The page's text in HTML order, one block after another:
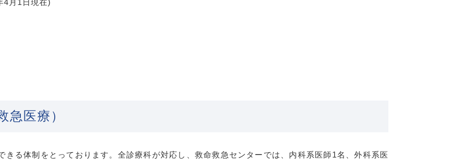
4月1日現在)
急医療）
きる体制をとっております。全診療科が対応し、救命救急センターでは、内科系医師1名、外科系医